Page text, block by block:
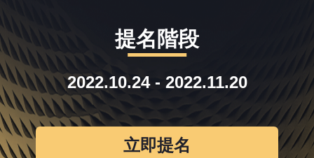
提名階段
2022.10.24 - 2022.11.20
立即提名